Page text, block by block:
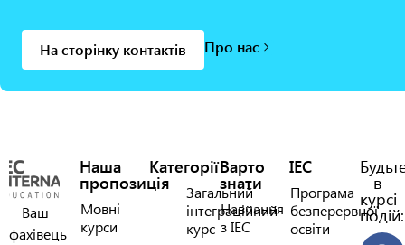
На сторінку контактів Про нас
Ваш
фахівець
Наша
пропозиція
Мовні
курси
Категорії
Загальний
інтеграційний
курс
Варто
знати
Навчання
з IEC
IEC
Програма
безперервної
освіти
в
курсі
подій: